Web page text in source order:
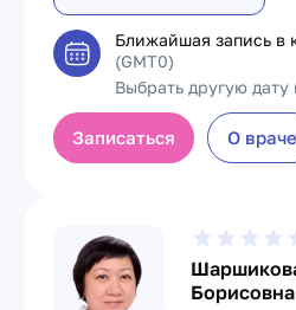
Ближайшая запись в
(GMT0)
Выбрать другую
Записаться О враче
Борисовна